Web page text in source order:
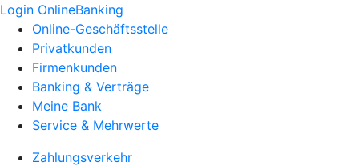
Login OnlineBanking
Online-Geschäftsstelle
Privatkunden
Firmenkunden
Banking & Verträge
Meine Bank
Service & Mehrwerte
Zahlungsverkehr